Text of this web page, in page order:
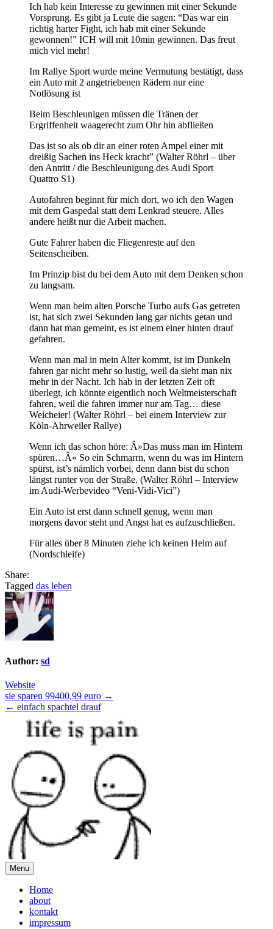
Ich hab kein Interesse zu gewinnen mit einer Sekunde
Vorsprung. Es gibt ja Leute die sagen: “Das war ein
richtig harter Fight, ich hab mit einer Sekunde
gewonnen!” ICH will mit 10min gewinnen. Das freut
mich viel mehr!
Im Rallye Sport wurde meine Vermutung bestätigt, dass
ein Auto mit 2 angetriebenen Rädern nur eine
Notlösung ist
Beim Beschleunigen müssen die Tränen der
Ergriffenheit waagerecht zum Ohr hin abfließen
Das ist so als ob dir an einer roten Ampel einer mit
dreißig Sachen ins Heck kracht” (Walter Röhrl – über
den Antritt / die Beschleunigung des Audi Sport
Quattro S1)
Autofahren beginnt für mich dort, wo ich den Wagen
mit dem Gaspedal statt dem Lenkrad steuere. Alles
andere heißt nur die Arbeit machen.
Gute Fahrer haben die Fliegenreste auf den
Seitenscheiben.
Im Prinzip bist du bei dem Auto mit dem Denken schon
zu langsam.
Wenn man beim alten Porsche Turbo aufs Gas getreten
ist, hat sich zwei Sekunden lang gar nichts getan und
dann hat man gemeint, es ist einem einer hinten drauf
gefahren.
Wenn man mal in mein Alter kommt, ist im Dunkeln
fahren gar nicht mehr so lustig, weil da sieht man nix
mehr in der Nacht. Ich hab in der letzten Zeit oft
überlegt, ich könnte eigentlich noch Weltmeisterschaft
fahren, weil die fahren immer nur am Tag… diese
Weicheier! (Walter Röhrl – bei einem Interview zur
Köln-Ahrweiler Rallye)
Wenn ich das schon höre: Â»Das muss man im Hintern
spüren…Â« So ein Schmarrn, wenn du was im Hintern
spürst, ist’s nämlich vorbei, denn dann bist du schon
längst runter von der Straße. (Walter Röhrl – Interview
im Audi-Werbevideo “Veni-Vidi-Vici”)
Ein Auto ist erst dann schnell genug, wenn man
morgens davor steht und Angst hat es aufzuschließen.
Für alles über 8 Minuten ziehe ich keinen Helm auf
(Nordschleife)
Share:
Tagged das leben
Author: sd
Website
Post
navigation
sie sparen 99400,99 euro →
← einfach spachtel drauf
Menu
Home
about
kontakt
impressum